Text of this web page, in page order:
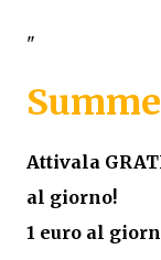
"
Attivala
al giorno!
1 euro al